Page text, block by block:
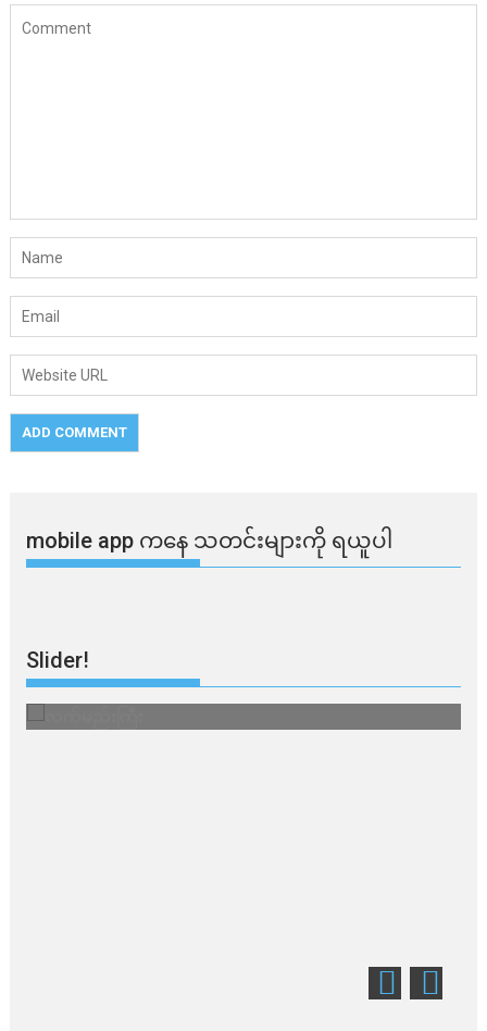
mobile app ​​ကနေ ​​သတင်းများကို ရယူပါ
Slider!
ကြီး